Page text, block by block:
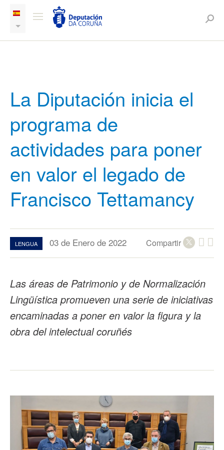
La Diputación inicia el
programa de
actividades para poner
en valor el legado de
Francisco Tettamancy
LENGUA 03 de Enero de 2022 Compartir
Las áreas de Patrimonio y de Normalización
Lingüística promueven una serie de iniciativas
encaminadas a poner en valor la figura y la
obra del intelectual coruñés